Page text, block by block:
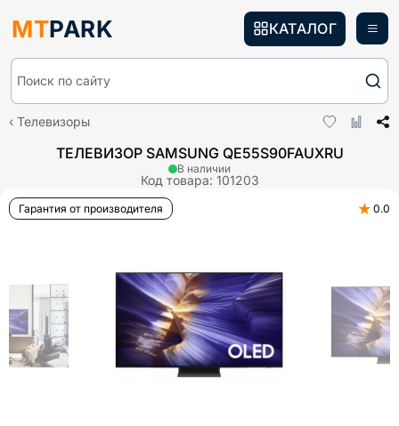
MTPARK
Поиск по сайту
КАТАЛОГ
Телевизоры
ТЕЛЕВИЗОР SAMSUNG QE55S90FAUXRU
Код товара: 101203
В наличии
Гарантия от производителя ★ 0.0